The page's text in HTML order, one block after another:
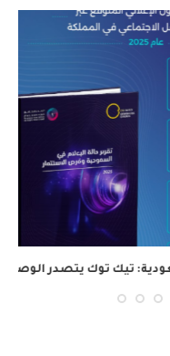
توك يتصدر الوصول...